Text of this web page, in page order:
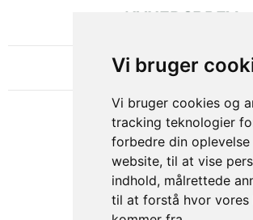
Vi bruger
Vi bruger cookies og
tracking teknologier
forbedre din
website, til at vise
indhold, målrettede
til at forstå hvor vores
NYHEDSBREV
OM